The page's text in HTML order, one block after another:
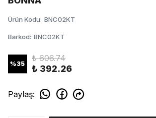
Ürün Kodu: BNC02KT
Barkod: BNC02KT
%35
₺ 606.74
₺ 392.26
Paylaş: